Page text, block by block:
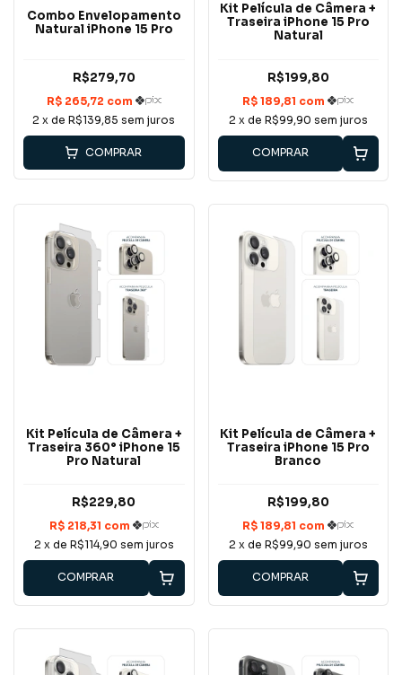
Combo Envelopamento
Natural iPhone 15 Pro
R$279,70
2 x deR$139,85 sem juros
COMPRAR
Kit Película de Câmera +
Traseira iPhone 15 Pro
Natural
R$199,80
2 x de R$99,90 sem juros
COMPRAR
Kit Película de Câmera +
Traseira 360° iPhone 15
Pro Natural
R$229,80
2 x de R$114,90 sem juros
COMPRAR
Kit Película de Câmera +
Traseira iPhone 15 Pro
Branco
R$199,80
2 x de R$99,90 sem juros
COMPRAR